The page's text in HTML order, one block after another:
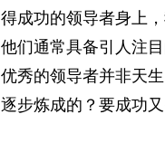
得成功的领导者身上
他们通常具备引人注
优秀的领导者并非天
逐步炼成的？要成功